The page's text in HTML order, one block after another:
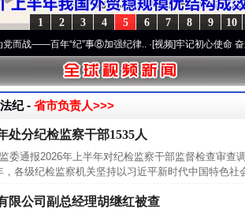
10
9
8
7
6
5
4
3
2
1
百年“纪”事⑧加强纪律..·[视频]牢记初心使命 奋进复兴
纪 - 省市负责人>>>
处分纪检监察干部1535人
委通报2026年上半年对纪检监察干部监督检查审
，各级纪检监察机关坚持以习近平新时代中国特色社
限公司副总经理胡继红被查